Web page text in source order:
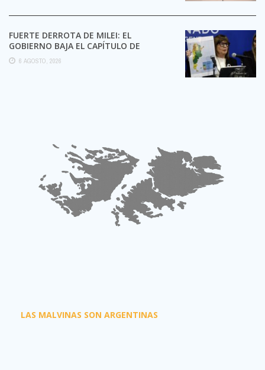
FUERTE DERROTA DE MILEI: EL
GOBIERNO BAJA EL CAPÍTULO DE
EXTRANJERIZACIÓN DE TIERRAS
6 AGOSTO, 2026
LAS MALVINAS SON ARGENTINAS